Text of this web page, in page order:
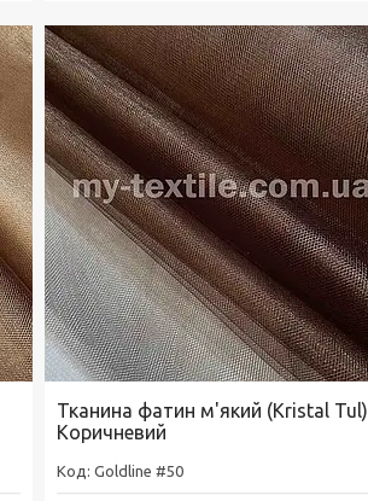
Тканина фатин м'який (Kristal Tul)
Коричневий
Goldline #50